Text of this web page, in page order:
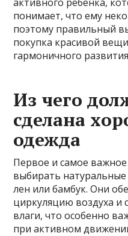
понимает, что ему
поэтому правильный
покупка красивой
гармоничного
Из чего
сделана
одежда
Первое и самое
выбирать натуральные
лен или бамбук. Они
циркуляцию воздуха и
влаги, что особенно
при активном